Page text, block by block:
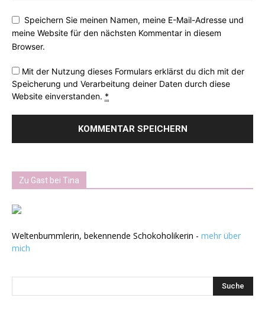
Speichern Sie meinen Namen, meine E-Mail-Adresse und
meine Website für den nächsten Kommentar in diesem
Browser.
Mit der Nutzung dieses Formulars erklärst du dich mit der
Speicherung und Verarbeitung deiner Daten durch diese
Website einverstanden. *
Zu Gast bei Tina
Weltenbummlerin, bekennende Schokoholikerin - mehr über
mich